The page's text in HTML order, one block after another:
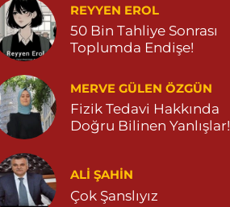
REYYEN EROL
50 Bin Tahliye Sonrası
Toplumda Endişe!
MERVE GÜLEN ÖZGÜN
Fizik Tedavi Hakkında
Doğru Bilinen Yanlışlar!
ALI ŞAHİN
Çok Şanslıyız